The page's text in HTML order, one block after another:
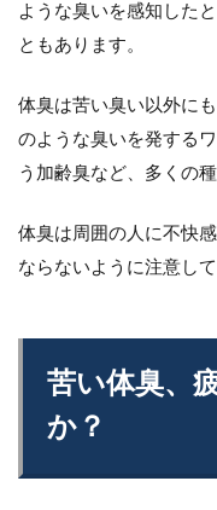
ような臭いを感知した
ともあります。
体臭は苦い臭い以外に
のような臭いを発する
う加齢臭など、多くの
体臭は周囲の人に不快
ならないように注意し
苦い体臭、
か？